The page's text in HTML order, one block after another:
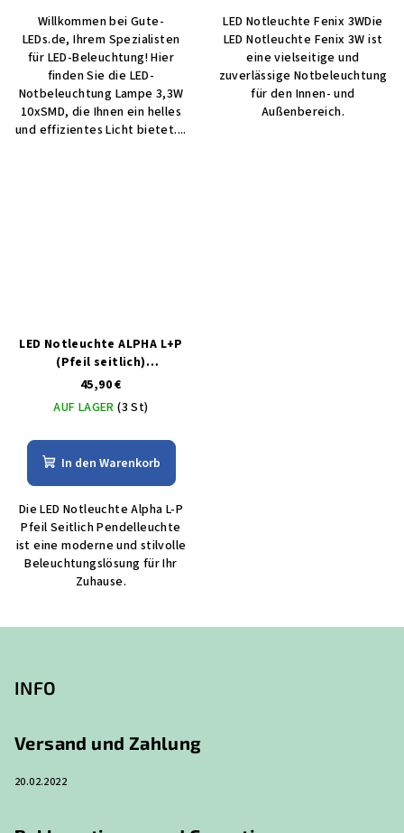
Willkommen bei Gute-
LEDs.de, Ihrem Spezialisten
für LED-Beleuchtung! Hier
finden Sie die LED-
Notbeleuchtung Lampe 3,3W
10xSMD, die Ihnen ein helles
und effizientes Licht bietet....
LED Notleuchte Fenix 3WDie
LED Notleuchte Fenix 3W ist
eine vielseitige und
zuverlässige Notbeleuchtung
für den Innen- und
Außenbereich.
LED Notleuchte ALPHA L+P
(Pfeil seitlich)
Pendelleuchte
45,90 €
AUF LAGER(3 St)
In den Warenkorb
Die LED Notleuchte Alpha L-P
Pfeil Seitlich Pendelleuchte
ist eine moderne und stilvolle
Beleuchtungslösung für Ihr
Zuhause.
INFO
Versand und Zahlung
20.02.2022